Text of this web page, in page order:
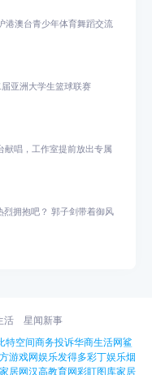
澳台青少年体育舞蹈交流
亚洲大学生篮球联赛
献唱，工作室提前放出专属
拥抱吧？ 郭子剑带着御风
特空间商务投诉华商生活网鲨
游戏网娱乐发得多彩丁娱乐烟
居网汉高教育网彩盯图库家居
活 星闻新事